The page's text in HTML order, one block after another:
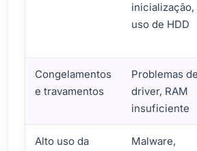
inicialização,
uso de HDD
Congelamentos
e travamentos
Problemas de
driver, RAM
insuficiente
Alto uso da
Malware,